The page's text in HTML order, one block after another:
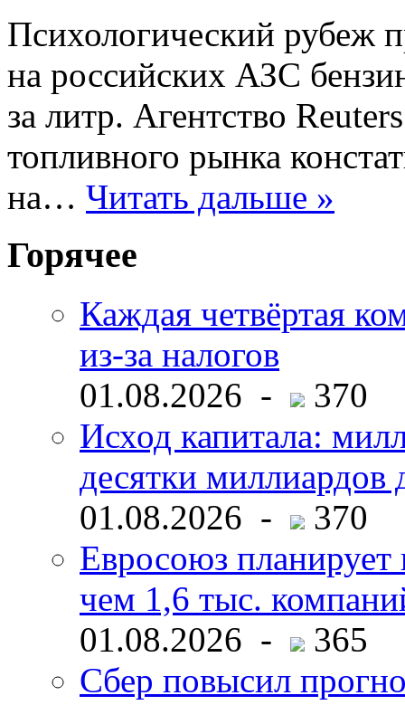
Психологический рубеж
на российских АЗС
за литр. Агентство
топливного рынка
на… Читать дальше »
Горячее
Каждая четвёртая
из-за налогов
01.08.2026 -
370
Исход капитала:
десятки миллиардов
01.08.2026 -
370
Евросоюз планирует
чем 1,6 тыс.
01.08.2026 -
365
Сбер повысил